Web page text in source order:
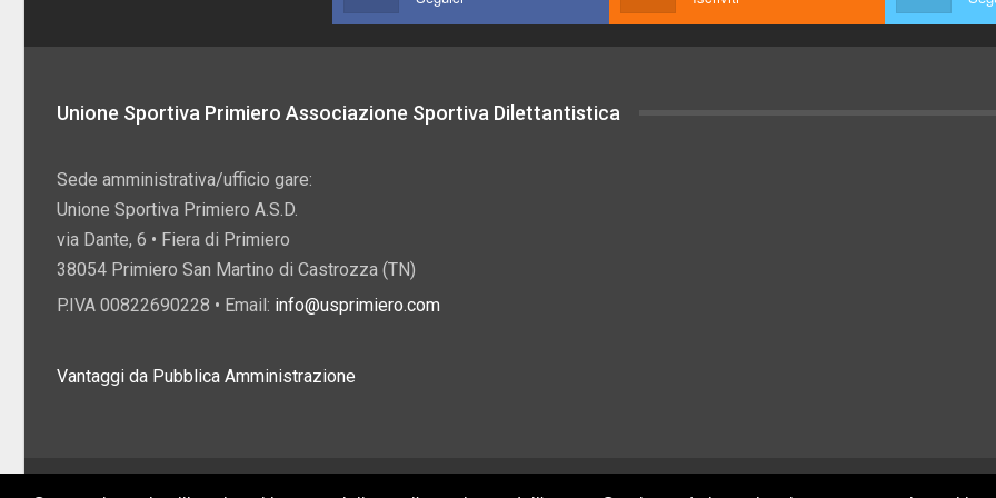
Unione Sportiva Primiero Associazione Sportiva Dilettantistica
Sede amministrativa/ufficio gare:
Unione Sportiva Primiero A.S.D.
via Dante, 6 • Fiera di Primiero
38054 Primiero San Martino di Castrozza (TN)
P.IVA 00822690228 • Email: info@usprimiero.com
Vantaggi da Pubblica Amministrazione